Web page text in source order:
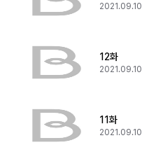
2021.09.10
12화
2021.09.10
11화
2021.09.10